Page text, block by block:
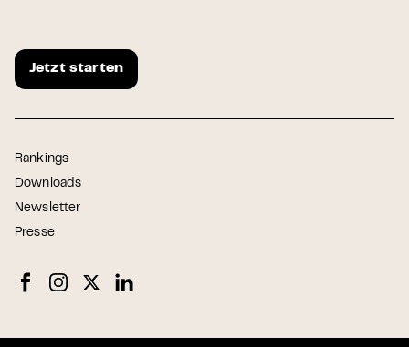
Jetzt starten
Rankings
Downloads
Newsletter
Presse